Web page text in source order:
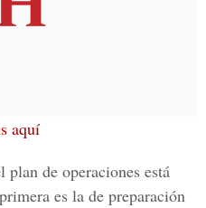
aquí
de operaciones está
es la de preparación